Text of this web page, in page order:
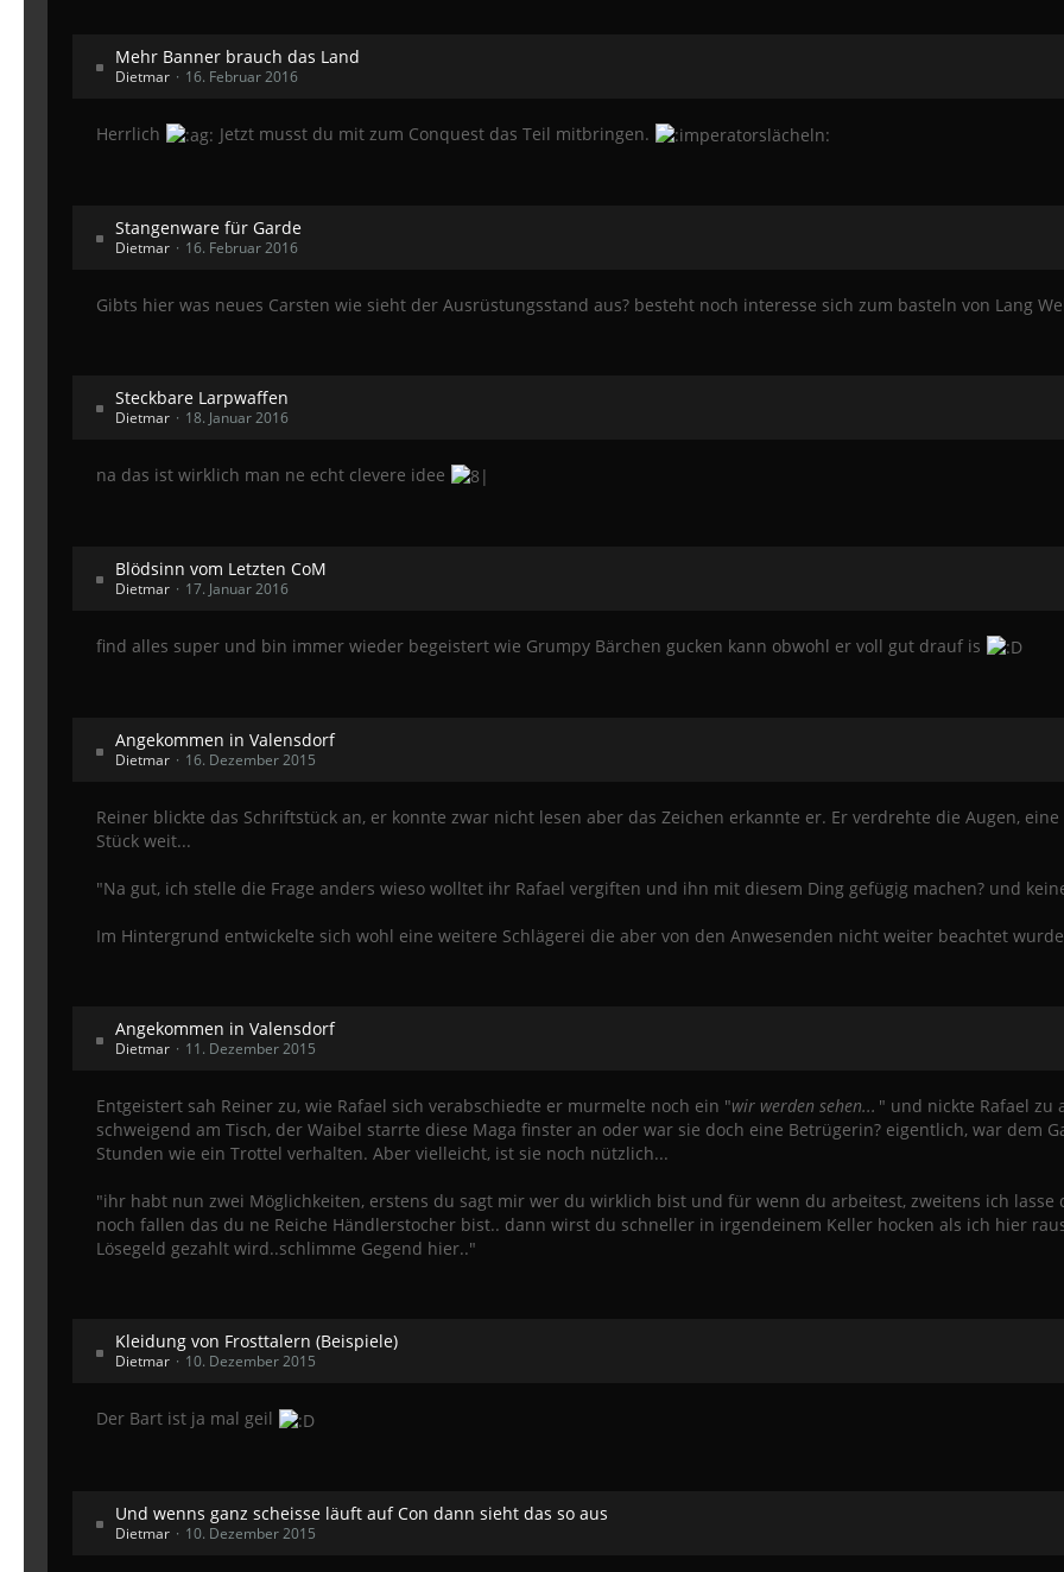
Mehr Banner brauch das Land
Dietmar 16. Februar 2016
Herrlich Jetzt musst du mit zum Conquest das Teil mitbringen.
Stangenware für Garde
Dietmar 16. Februar 2016
Gibts hier was neues Carsten wie sieht der Ausrüstungsstand aus? besteht noch interesse sich zum basteln von Lang
Steckbare Larpwaffen
Dietmar 18. Januar 2016
na das ist wirklich man ne echt clevere idee
Blödsinn vom Letzten CoM
Dietmar 17. Januar 2016
find alles super und bin immer wieder begeistert wie Grumpy Bärchen gucken kann obwohl er voll gut drauf is
Angekommen in Valensdorf
Dietmar 16. Dezember 2015
Reiner blickte das Schriftstück an, er konnte zwar nicht lesen aber das Zeichen erkannte er. Er verdrehte die Augen,
Stück weit...
"Na gut, ich stelle die Frage anders wieso wolltet ihr Rafael vergiften und ihn mit diesem Ding gefügig machen? und
Im Hintergrund entwickelte sich wohl eine weitere Schlägerei die aber von den Anwesenden nicht weiter beachtet
Angekommen in Valensdorf
Dietmar 11. Dezember 2015
Entgeistert sah Reiner zu, wie Rafael sich verabschiedte er murmelte noch ein "wir werden sehen... " und nickte Rafael zu
schweigend am Tisch, der Waibel starrte diese Maga finster an oder war sie doch eine Betrügerin? eigentlich, war dem
Stunden wie ein Trottel verhalten. Aber vielleicht, ist sie noch nützlich...
"ihr habt nun zwei Möglichkeiten, erstens du sagt mir wer du wirklich bist und für wenn du arbeitest, zweitens ich
noch fallen das du ne Reiche Händlerstocher bist.. dann wirst du schneller in irgendeinem Keller hocken als ich hier
Lösegeld gezahlt wird..schlimme Gegend hier.."
Kleidung von Frosttalern (Beispiele)
Dietmar 10. Dezember 2015
Der Bart ist ja mal geil
Und wenns ganz scheisse läuft auf Con dann sieht das so aus
Dietmar 10. Dezember 2015